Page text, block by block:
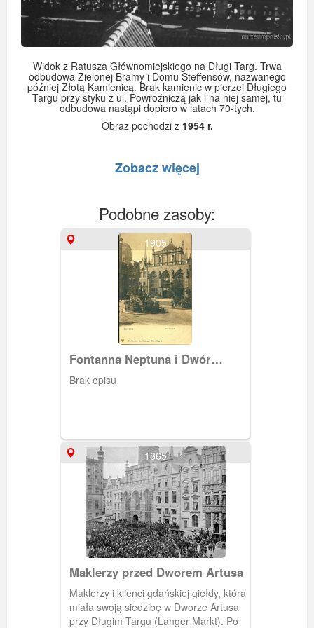
Widok z Ratusza Głównomiejskiego na Długi Targ. Trwa
odbudowa Zielonej Bramy i Domu Steffensów, nazwanego
później Złotą Kamienicą. Brak kamienic w pierzei Długiego
Targu przy styku z ul. Powroźniczą jak i na niej samej, tu
odbudowa nastąpi dopiero w latach 70-tych.
Obraz pochodzi z 1954 r.
Zobacz więcej
Podobne zasoby:
1905
Fontanna Neptuna i Dwór
Artusa
Brak opisu
1865
Maklerzy przed Dworem Artusa
Maklerzy i klienci gdańskiej giełdy, która
miała swoją siedzibę w Dworze Artusa
przy Długim Targu (Langer Markt). Po